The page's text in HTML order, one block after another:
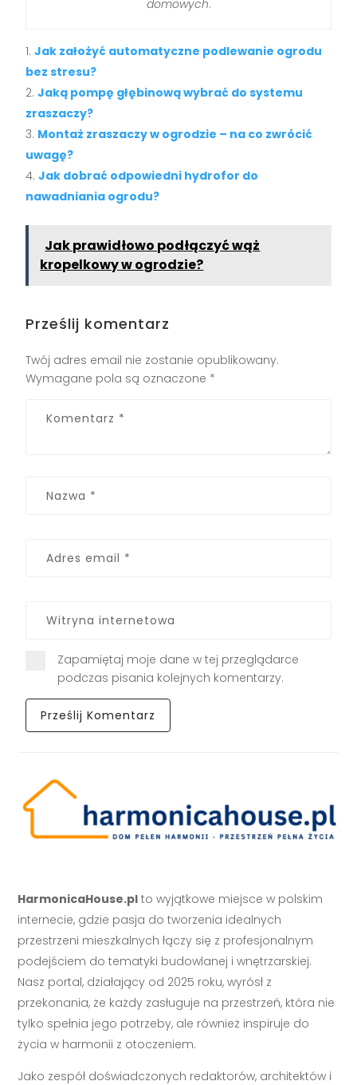
domowych.
Jak założyć automatyczne podlewanie ogrodu
bez stresu?
Jaką pompę głębinową wybrać do systemu
zraszaczy?
Montaż zraszaczy w ogrodzie – na co zwrócić
uwagę?
Jak dobrać odpowiedni hydrofor do
nawadniania ogrodu?
Jak prawidłowo podłączyć wąż
kropelkowy w ogrodzie?
Prześlij komentarz
Twój adres email nie zostanie opublikowany.
Wymagane pola są oznaczone *
Zapamiętaj moje dane w tej przeglądarce
podczas pisania kolejnych komentarzy.
HarmonicaHouse.pl to wyjątkowe miejsce w polskim
internecie, gdzie pasja do tworzenia idealnych
przestrzeni mieszkalnych łączy się z profesjonalnym
podejściem do tematyki budowlanej i wnętrzarskiej.
Nasz portal, działający od 2025 roku, wyrósł z
przekonania, że każdy zasługuje na przestrzeń, która nie
tylko spełnia jego potrzeby, ale również inspiruje do
życia w harmonii z otoczeniem.
Jako zespół doświadczonych redaktorów, architektów i